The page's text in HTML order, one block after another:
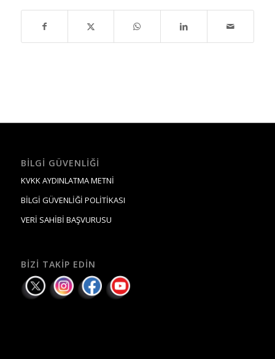
BILGI GÜVENLIĞI
KVKK AYDINLATMA METNİ
BİLGİ GÜVENLİĞİ POLİTİKASI
VERİ SAHİBİ BAŞVURUSU
BIZI TAKIP EDIN